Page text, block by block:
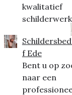
kwalitatief
f Ede
Bent u op
naar een